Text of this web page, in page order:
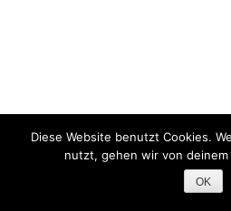
Diese Website benutzt Cookies.
nutzt, gehen wir von deinem
OK